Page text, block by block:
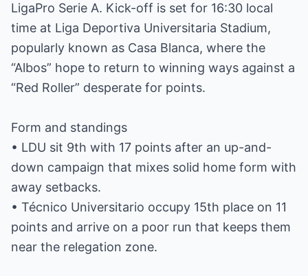
LigaPro Serie A. Kick-off is set for 16:30 local
time at Liga Deportiva Universitaria Stadium,
popularly known as Casa Blanca, where the
“Albos” hope to return to winning ways against a
“Red Roller” desperate for points.
Form and standings
• LDU sit 9th with 17 points after an up-and-
down campaign that mixes solid home form with
away setbacks.
• Técnico Universitario occupy 15th place on 11
points and arrive on a poor run that keeps them
near the relegation zone.